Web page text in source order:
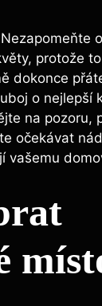
protože
dokonce
o nejlepší
na pozoru,
očekávat
vašemu